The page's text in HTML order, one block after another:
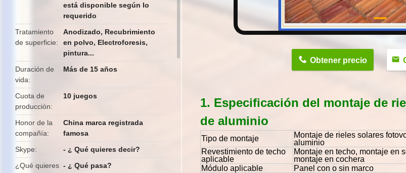
está disponible según lo
requerido
Tratamiento
de superficie
Anodizado, Recubrimiento
en polvo, Electroforesis,
pintura...
Duración de
vida
Más de 15 años
Cuota de
producción
10 juegos
Honor de la
compañía
China marca registrada
famosa
Skype
- ¿ Qué quieres decir?
¿Qué quieres - ¿ Qué pasa?
Obtener precio
1. Especificación del montaje de
de aluminio
Tipo de montaje
Montaje de rieles solares
aluminio
Revestimiento de techo
aplicable
Montaje en techo, montaje en
montaje en cochera
Módulo aplicable
Panel con o sin marco